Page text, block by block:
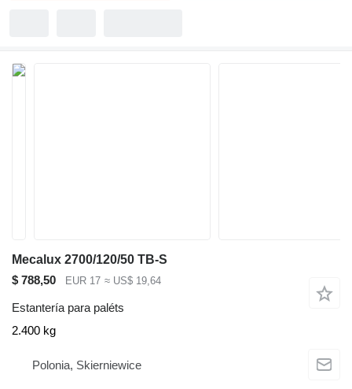
Mecalux 2700/120/50 TB-S
$ 788,50
EUR 17 ≈ US$ 19,64
Estantería para paléts
2.400 kg
Polonia, Skierniewice